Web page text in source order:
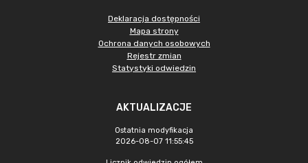
Deklaracja dostępności
Mapa strony
Ochrona danych osobowych
Rejestr zmian
Statystyki odwiedzin
AKTUALIZACJE
Ostatnia modyfikacja
2026-08-07 11:55:45